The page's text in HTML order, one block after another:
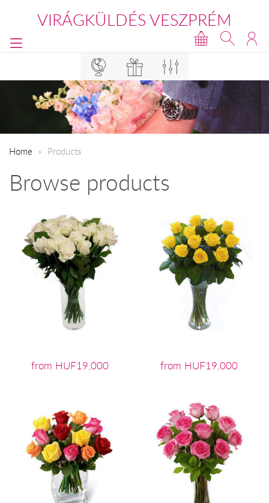
VIRÁGKÜLDÉS VESZPRÉM
Home Products
Browse products
from HUF19,000 from HUF19,000